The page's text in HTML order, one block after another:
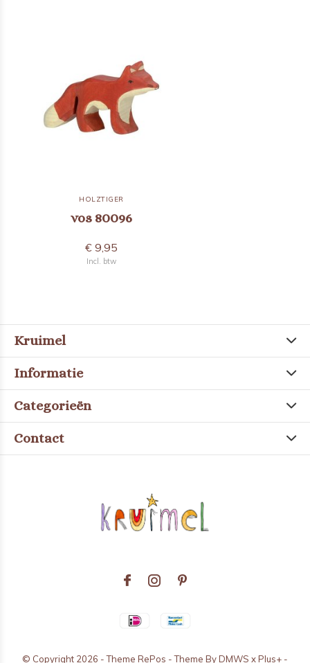
HOLZTIGER
vos 80096
€ 9,95
Incl. btw
Kruimel
Informatie
Categorieën
Contact
© Copyright 2026 - Theme RePos - Theme ByDMWS xPlus+ -